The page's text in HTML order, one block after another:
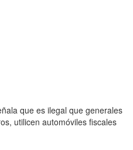
que es ilegal que generales
utilicen automóviles fiscales